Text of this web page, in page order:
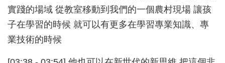
實踐的場域 從教室移動到我們的一個農村現場 讓孩
子在學習的時候 就可以有更多在學習專業知識、專
業技術的時候